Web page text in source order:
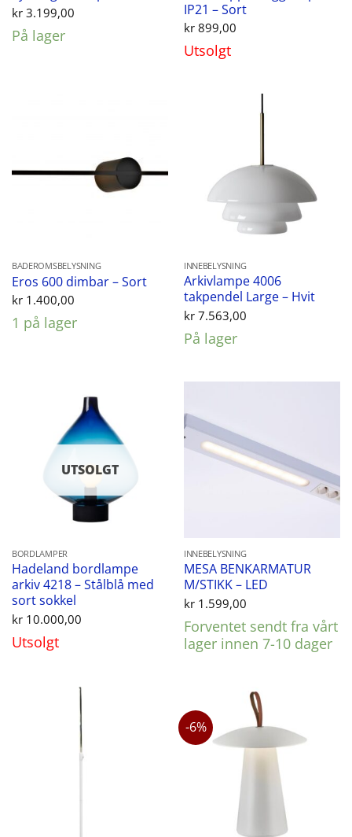
kr3.199,00
På lager
IP21 – Sort
kr899,00
Utsolgt
BADEROMSBELYSNING
Eros 600 dimbar – Sort
kr1.400,00
1 på lager
INNEBELYSNING
Arkivlampe 4006
takpendel Large – Hvit
kr7.563,00
På lager
UTSOLGT
BORDLAMPER
Hadeland bordlampe
arkiv 4218 – Stålblå med
sort sokkel
kr10.000,00
Utsolgt
INNEBELYSNING
MESA BENKARMATUR
M/STIKK – LED
kr1.599,00
Forventet sendt fra vårt
lager innen 7-10 dager
-6%